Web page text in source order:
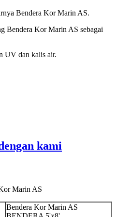
Bendera Kor Marin AS.
Bendera Kor Marin AS sebagai
UV dan kalis air.
kami
Marin AS
Bendera Kor Marin AS